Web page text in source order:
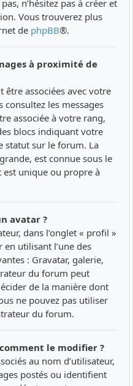
n’hésitez pas à créer et
Vous trouverez plus
de phpBB®.
à proximité de
associées avec votre
consultez les messages
associée à votre rang,
blocs indiquant votre
statut sur le forum. La
est connue sous le
est unique ou propre à
avatar ?
dans l’onglet « profil »
utilisant l’une des
: Gravatar, galerie,
du forum peut
de la manière dont
ne pouvez pas utiliser
du forum.
le modifier ?
au nom d’utilisateur,
postés ou identifient